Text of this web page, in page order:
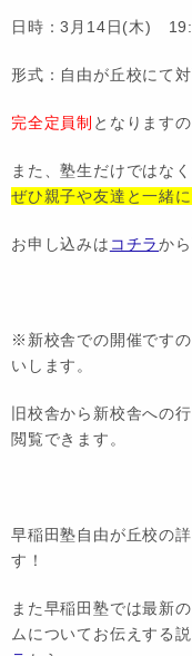
日時：3月14日(木)
形式：自由が丘校にて
完全定員制 となります
また、塾生だけではなく
ぜひ親子や友達と一緒
お申し込みは コチラか
※新校舎での開催です
いします。
旧校舎から新校舎への
閲覧できます。
早稲田塾自由が丘校の
す！
また早稲田塾では最新
ムについてお伝えする